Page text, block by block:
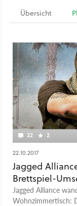
Übersicht
22 2
22.10.2017
Jagged
Brettspiel-
Jagged Alliance
Wohnzimmertisch: